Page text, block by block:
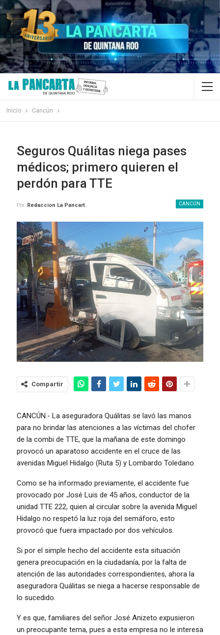
Inicio Cancún
Seguros Quálitas niega pases
médicos; primero quieren el
perdón para TTE
CANCÚN
Por Redaccion La Pancarta De Quintana Roo
Compartir
CANCÚN.- La aseguradora Quálitas se lavó las manos
para no brindar las atenciones a las víctimas del chofer
de la combi de TTE, que la mañana de este domingo
provocó un aparatoso accidente en el cruce de las
avenidas Miguel Hidalgo (Ruta 5) y Lombardo Toledano.
Como se ha informado previamente, el accidente fue
provocado por José Luis de 45 años, conductor de la
unidad TTE 222, quien al circular sobre la avenida Miguel
Hidalgo no respetó la luz roja del semáforo, esto
provocó que fuera impactado por dos vehículos.
Si por el simple hecho del accidente esta situación
genera preocupación en la ciudadanía, por la falta de
atención de las autoridades correspondientes, ahora la
aseguradora Quálitas se niega a hacerse responsable de
lo sucedido.
Y es que, familiares del señor José Anizeto expusieron
un preocupante tema, pues a esta empresa no le interesa